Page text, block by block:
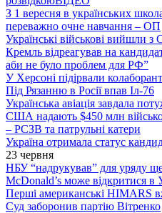
З 1 вересня в українських
переважно очне навчання – ОП
Українські військові вийшли
Кремль відреагував на
аби не було проблем для РФ”
У Херсоні підірвали
Під Рязанню в Росії впав Іл-76
Українська авіація завдала
США надають $450 млн
– РСЗВ та патрульні катери
Україна отримала статус
23 червня
НБУ “надрукував” для уряду ще
McDonald’s може відкритися в
Перші американські HIMARS
Суд заборонив партію Вітренко